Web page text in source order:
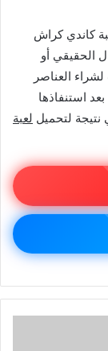
كاندي كراش
الحقيقي أو
العناصر
استنفاذها
لتحميل لعبة